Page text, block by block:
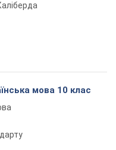
мова 10 клас